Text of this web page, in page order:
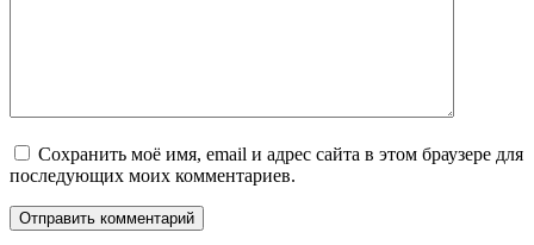
Сохранить моё имя, email и адрес сайта в этом браузере для
последующих моих комментариев.